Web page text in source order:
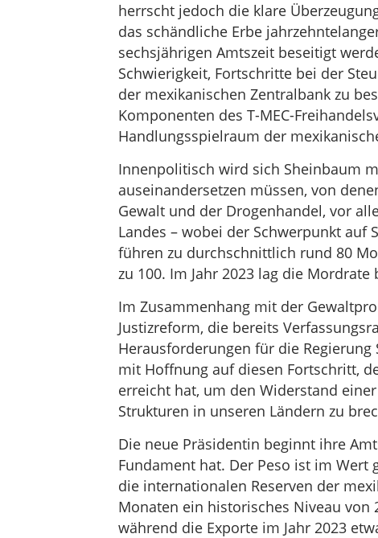
herrscht jedoch die klare
das schändliche Erbe
sechsjährigen Amtszeit beseitigt
Schwierigkeit, Fortschritte bei der
der mexikanischen Zentralbank zu
Komponenten des T-MEC-
Handlungsspielraum der
Innenpolitisch wird sich Sheinbaum
auseinandersetzen müssen, von
Gewalt und der Drogenhandel, vor
Landes – wobei der Schwerpunkt auf
führen zu durchschnittlich rund 80
zu 100. Im Jahr 2023 lag die
Im Zusammenhang mit der
Justizreform, die bereits
Herausforderungen für die
mit Hoffnung auf diesen Fortschritt,
erreicht hat, um den Widerstand
Strukturen in unseren Ländern zu
Die neue Präsidentin beginnt ihre
Fundament hat. Der Peso ist im
die internationalen Reserven der
Monaten ein historisches Niveau von
während die Exporte im Jahr 2023